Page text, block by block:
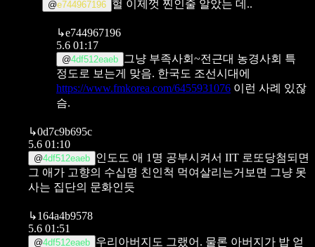
@e744967196 헐 이제껏 찐인줄 알았는 데..
↳e744967196
5.6 01:17
@4df512eaeb
그냥 부족사회~전근대 농경사회 특
정도로 보는게 맞음. 한국도 조선시대에
https://www.fmkorea.com/6455931076 이런 사례 있잖
슴.
↳0d7c9b695c
5.6 01:10
@4df512eaeb 인도도 애 1명 공부시켜서 IIT 로또당첨되면
그 애가 고향의 수십명 친인척 먹여살리는거보면 그냥 못
사는 집단의 문화인듯
↳164a4b9578
5.6 01:51
@4df512eaeb 우리아버지도 그랬어. 물론 아버지가 밥 얻